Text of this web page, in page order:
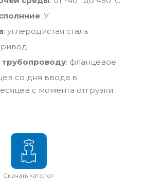
: У
: углеродистая сталь
: фланцевое
со дня ввода в
с момента отгрузки.
Скачать каталог